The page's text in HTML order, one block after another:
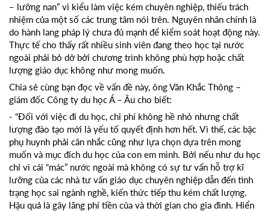
– lưỡng nan” vì kiểu làm việc kém chuyên nghiệp, thiếu trách
nhiệm của một số các trung tâm nói trên. Nguyên nhân chính là
do hành lang pháp lý chưa đủ mạnh để kiểm soát hoạt động này.
Thực tế cho thấy rất nhiều sinh viên đang theo học tại nước
ngoài phải bỏ dở bởi chương trình không phù hợp hoặc chất
lượng giáo dục không như mong muốn.
Chia sẻ cùng bạn đọc về vấn đề này, ông Văn Khắc Thông –
giám đốc Công ty du họcÁ – Âu cho biết:
- “Đối với việc đi du học, chi phí không hề nhỏ nhưng chất
lượng đào tạo mới là yếu tố quyết định hơn hết. Vì thế, các bậc
phụ huynh phải cân nhắc cũng như lựa chọn dựa trên mong
muốn và mục đích du học của con em mình. Bởi nếu như du học
chỉ vì cái “mác” nước ngoài mà không có sự tư vấn hỗ trợ kĩ
lưỡng của các nhà tư vấn giáo dục chuyên nghiệp dẫn đến tình
trạng học sai ngành nghề, kiến thức tiếp thu kém chất lượng.
Hậu quả là gây lãng phí tiền của và thời gian cho gia đình. Hiển